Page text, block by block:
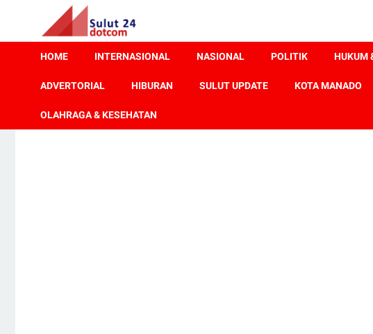
HOME INTERNASIONAL NASIONAL POLITIK HUKUM
ADVERTORIAL HIBURAN SULUT UPDATE KOTA MANADO
OLAHRAGA & KESEHATAN